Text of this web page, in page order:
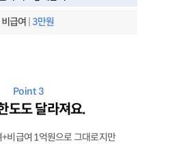
Point 3
도도 달라져요.
비급여 1억원으로 그대로지만